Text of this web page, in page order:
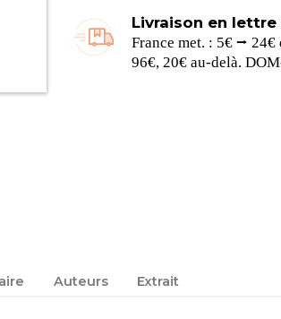
Livraison en lettre
France met. : 5€ ⭢
96€, 20€ au-delà.
Auteurs Extrait